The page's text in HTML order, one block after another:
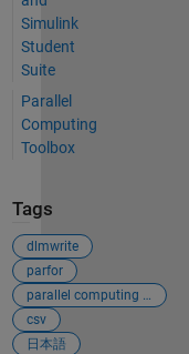
Simulink
Student
Suite
Parallel
Computing
Toolbox
Tags
dlmwrite
parfor
parallel computing toolbox
csv
日本語